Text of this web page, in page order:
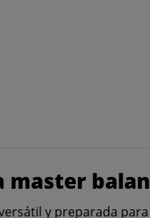
master
y preparada